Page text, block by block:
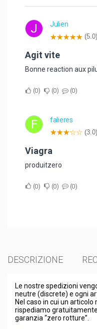
J Julien
(5.0)
Agit vite
Bonne reaction aux
0 0 0
F falieres
(3.0)
viagra
produitzero
0 0 0
DESCRIZIONE
Le nostre spedizioni
neutre (discrete) e ogni
Nel caso in cui un
rispediamo
garanzia “zero rotture”.